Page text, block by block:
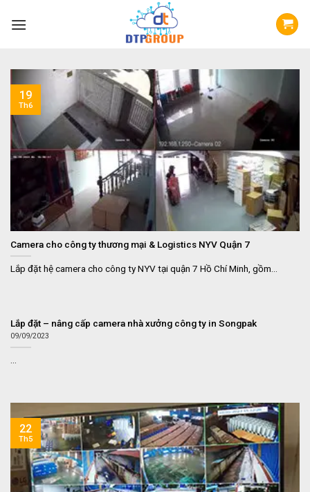
Camera cho công ty thương mại & Logistics NYV Quận 7
Lắp đặt hệ camera cho công ty NYV tại quận 7 Hồ Chí Minh, gồm...
19
Th6
Lắp đặt – nâng cấp camera nhà xưởng công ty in Songpak
09/09/2023
22
Th5